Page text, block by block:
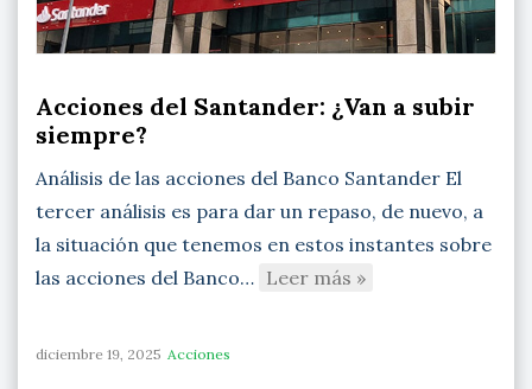
Acciones del Santander: ¿Van a subir
siempre?
Análisis de las acciones del Banco Santander El
tercer análisis es para dar un repaso, de nuevo, a
la situación que tenemos en estos instantes sobre
las acciones del Banco… Leer más »
diciembre 19, 2025 Acciones